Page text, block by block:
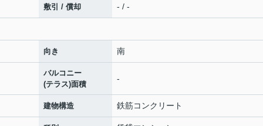
敷引 / 償却 - / -
向き 南
バルコニー
(テラス)面積
-
建物構造 鉄筋コンクリート